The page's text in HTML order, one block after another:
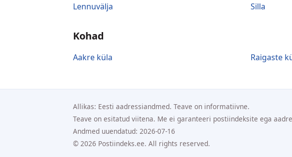
Lennuvälja
Silla
Kohad
Aakre küla Raigaste
Allikas: Eesti aadressiandmed. Teave on informatiivne.
Teave on esitatud viitena. Me ei garanteeri postiindeksite ega
Andmed uuendatud: 2026-07-16
© 2026 Postiindeks.ee. All rights reserved.